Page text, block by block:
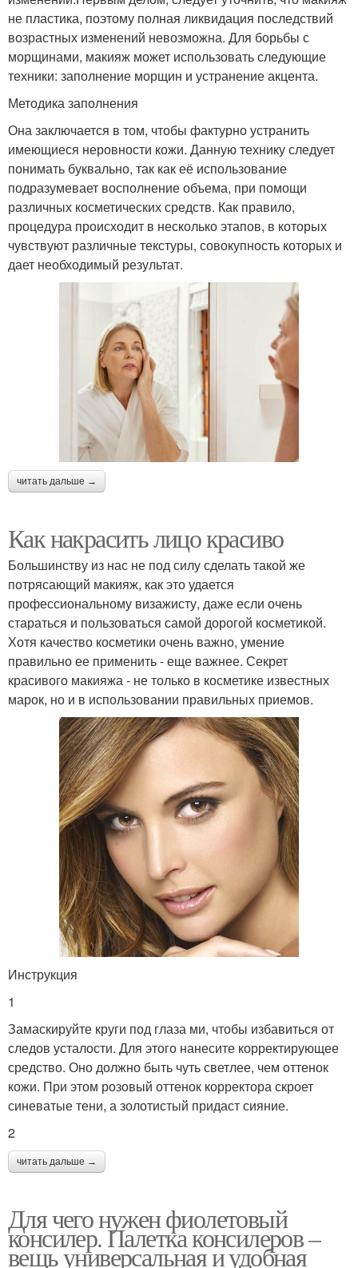
не пластика, поэтому полная ликвидация последствий
возрастных изменений невозможна. Для борьбы с
морщинами, макияж может использовать следующие
техники: заполнение морщин и устранение акцента.
Методика заполнения
Она заключается в том, чтобы фактурно устранить
имеющиеся неровности кожи. Данную технику следует
понимать буквально, так как её использование
подразумевает восполнение объема, при помощи
различных косметических средств. Как правило,
процедура происходит в несколько этапов, в которых
чувствуют различные текстуры, совокупность которых и
дает необходимый результат.
читать дальше →
Как накрасить лицо красиво
Большинству из нас не под силу сделать такой же
потрясающий макияж, как это удается
профессиональному визажисту, даже если очень
стараться и пользоваться самой дорогой косметикой.
Хотя качество косметики очень важно, умение
правильно ее применить - еще важнее. Секрет
красивого макияжа - не только в косметике известных
марок, но и в использовании правильных приемов.
Инструкция
1
Замаскируйте круги под глаза ми, чтобы избавиться от
следов усталости. Для этого нанесите корректирующее
средство. Оно должно быть чуть светлее, чем оттенок
кожи. При этом розовый оттенок корректора скроет
синеватые тени, а золотистый придаст сияние.
2
читать дальше →
Для чего нужен фиолетовый
консилер. Палетка консилеров –
вещь универсальная и удобная